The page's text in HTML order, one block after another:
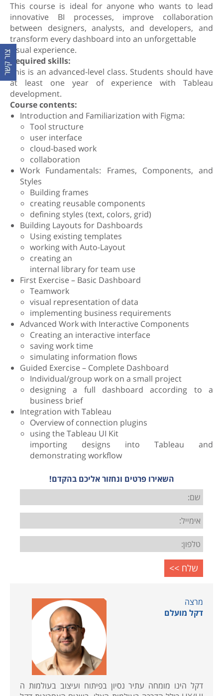
This course is ideal for anyone who wants to lead
innovative BI processes, improve collaboration
between designers, analysts, and developers, and
transform every dashboard into an unforgettable
visual experience.
Required skills:
This is an advanced-level class. Students should have
at least one year of experience with Tableau
development.
Course contents:
Introduction and Familiarization with Figma:
Tool structure
user interface
cloud-based work
collaboration
Work Fundamentals: Frames, Components, and
Styles
Building frames
creating reusable components
defining styles (text, colors, grid)
Building Layouts for Dashboards
Using existing templates
working with Auto-Layout
creating an
internal library for team use
First Exercise – Basic Dashboard
Teamwork
visual representation of data
implementing business requirements
Advanced Work with Interactive Components
Creating an interactive interface
saving work time
simulating information flows
Guided Exercise – Complete Dashboard
Individual/group work on a small project
designing a full dashboard according to a
business brief
Integration with Tableau
Overview of connection plugins
using the Tableau UI Kit
importing designs into Tableau and
demonstrating workflow
השאירו פרטים ונחזור אליכם בהקדם!
מרצה
דקל מועלם
דקל הינו מומחה עתיר נסיון בפיתוח ועיצוב בעולמות ה